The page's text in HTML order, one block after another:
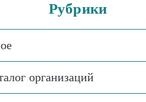
Рубрики
организаций